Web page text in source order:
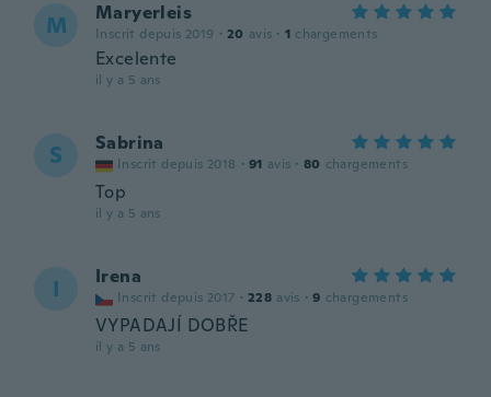
M Maryerleis
Inscrit depuis 2019 · 20 avis · 1 chargements
Excelente
il y a 5 ans
S Sabrina
Inscrit depuis 2018 · 91 avis · 80 chargements
Top
il y a 5 ans
I Irena
Inscrit depuis 2017 · 228 avis · 9 chargements
VYPADAJÍ DOBŘE
il y a 5 ans